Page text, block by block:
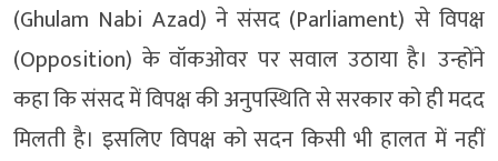
(Ghulam Nabi Azad) ने संसद (Parliament) से विपक्ष
(Opposition) के वॉकओवर पर सवाल उठाया है। उन्होंने
कहा कि संसद में विपक्ष की अनुपस्थिति से सरकार को ही मदद
मिलती है। इसलिए विपक्ष को सदन किसी भी हालत में नहीं